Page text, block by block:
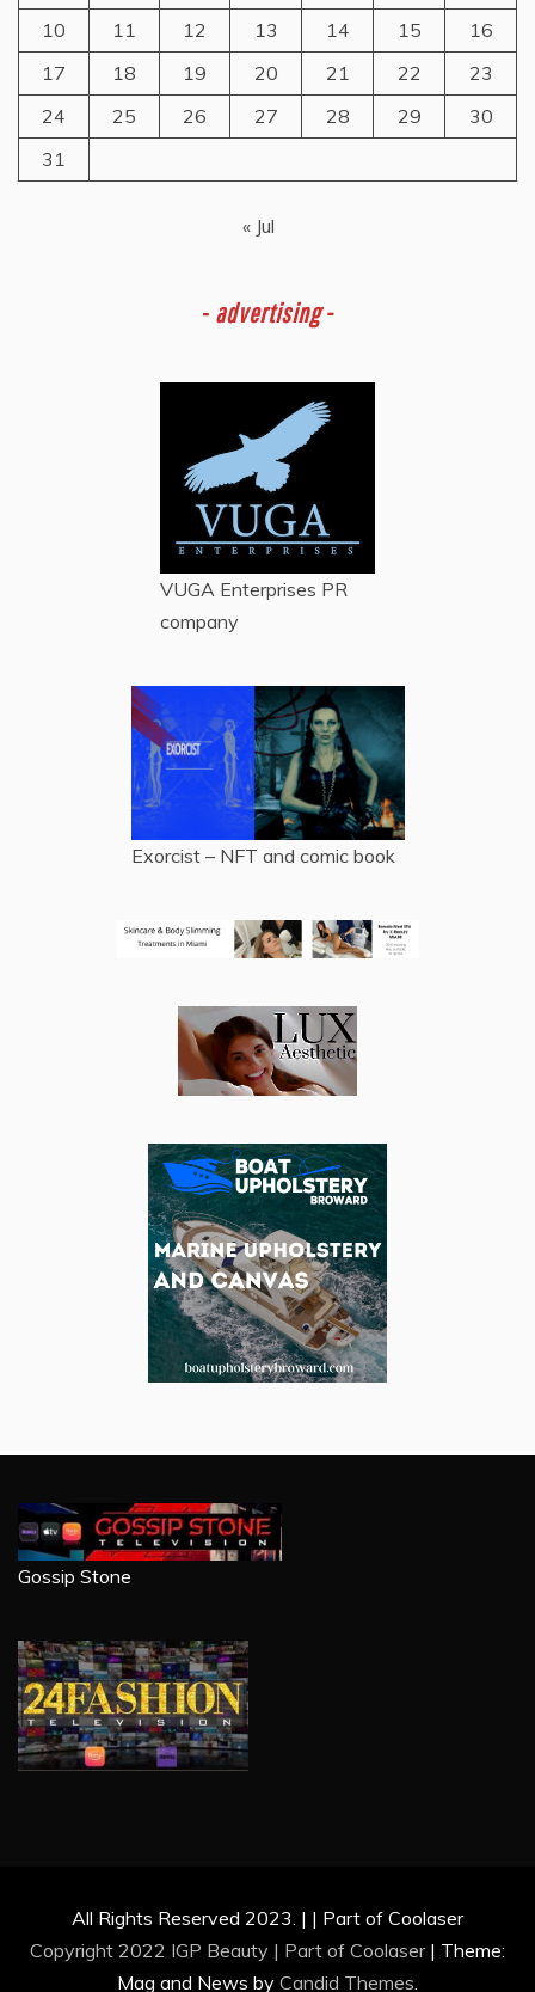
10
11 12 13 14 15
16
17
18 19 20 21 22
23
24
25 26 27 28 29
30
31
« Jul
- advertising -
VUGA Enterprises PR
company
Exorcist – NFT and comic book
Gossip Stone
All Rights Reserved 2023. | | Part of Coolaser
Copyright 2022 IGP Beauty | Part of Coolaser | Theme:
Mag and News by Candid Themes.